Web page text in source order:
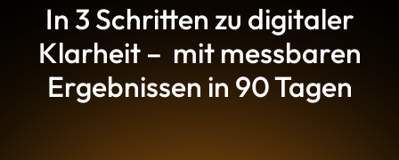
In 3 Schritten zu digitaler
Klarheit – mit messbaren
Ergebnissen in 90 Tagen